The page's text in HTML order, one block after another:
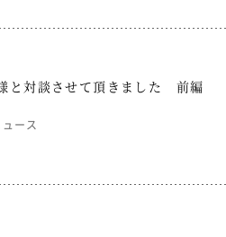
と対談させて頂きました 前編
ース